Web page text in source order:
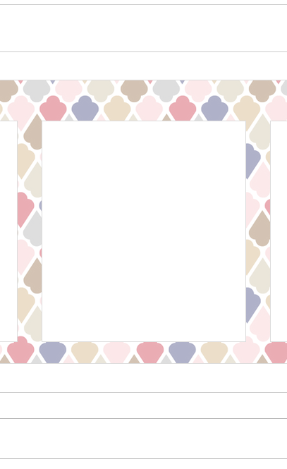
定のお知らせ
ット ¥6,900~ ヘアカラー